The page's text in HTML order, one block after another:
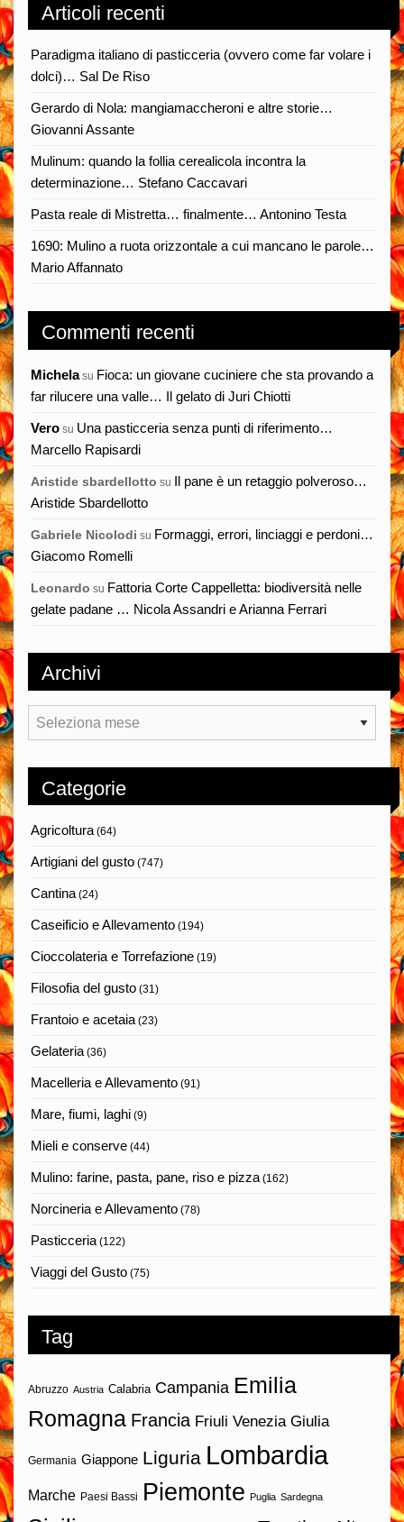
Articoli recenti
Paradigma italiano di pasticceria (ovvero come far volare i
dolci)… Sal De Riso
Gerardo di Nola: mangiamaccheroni e altre storie…
Giovanni Assante
Mulinum: quando la follia cerealicola incontra la
determinazione… Stefano Caccavari
Pasta reale di Mistretta… finalmente… Antonino Testa
1690: Mulino a ruota orizzontale a cui mancano le parole…
Mario Affannato
Commenti recenti
Michelasu Fioca: un giovane cuciniere che sta provando a
far rilucere una valle… Il gelato di Juri Chiotti
Vero su Una pasticceria senza punti di riferimento…
Marcello Rapisardi
Aristide sbardellotto su Il pane è un retaggio polveroso…
Aristide Sbardellotto
Gabriele Nicolodi su Formaggi, errori, linciaggi e perdoni…
Giacomo Romelli
Leonardo su Fattoria Corte Cappelletta: biodiversità nelle
gelate padane … Nicola Assandri e Arianna Ferrari
Archivi
Archivi
Categorie
Agricoltura(64)
Artigiani del gusto (747)
Cantina(24)
Caseificio e Allevamento (194)
Cioccolateria e Torrefazione (19)
Filosofia del gusto (31)
Frantoio e acetaia(23)
Gelateria(36)
Macelleria e Allevamento (91)
Mare, fiumi, laghi (9)
Mieli e conserve (44)
Mulino: farine, pasta, pane, riso e pizza(162)
Norcineria e Allevamento (78)
Pasticceria(122)
Viaggi del Gusto (75)
Tag
Abruzzo Austria Calabria Campania Emilia
Romagna Francia Friuli Venezia Giulia
Germania Giappone Liguria Lombardia
Marche Paesi Bassi Piemonte Puglia Sardegna